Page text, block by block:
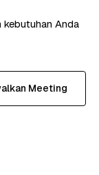
kebutuhan Anda
Meeting